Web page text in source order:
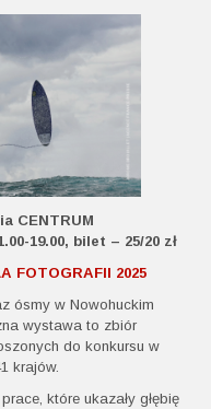
CENTRUM
19.00, bilet – 25/20 zł
FOTOGRAFII 2025
ósmy w Nowohuckim
wystawa to zbiór
do konkursu w
krajów.
które ukazały głębię